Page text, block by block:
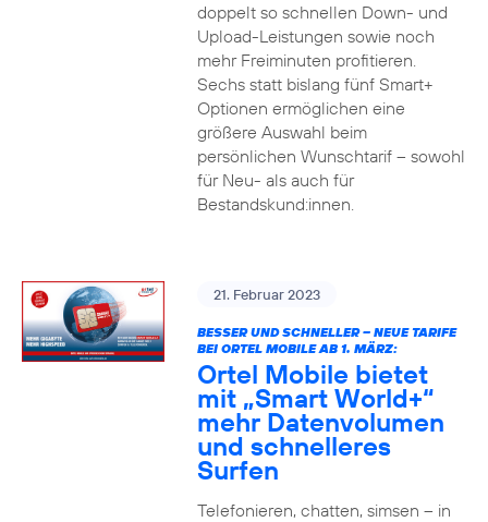
doppelt so schnellen Down- und
Upload-Leistungen sowie noch
mehr Freiminuten profitieren.
Sechs statt bislang fünf Smart+
Optionen ermöglichen eine
größere Auswahl beim
persönlichen Wunschtarif – sowohl
für Neu- als auch für
Bestandskund:innen.
21. Februar 2023
BESSER UND SCHNELLER – NEUE TARIFE
BEI ORTEL MOBILE AB 1. MÄRZ:
Ortel Mobile bietet
mit „Smart World+“
mehr Datenvolumen
und schnelleres
Surfen
Telefonieren, chatten, simsen – in